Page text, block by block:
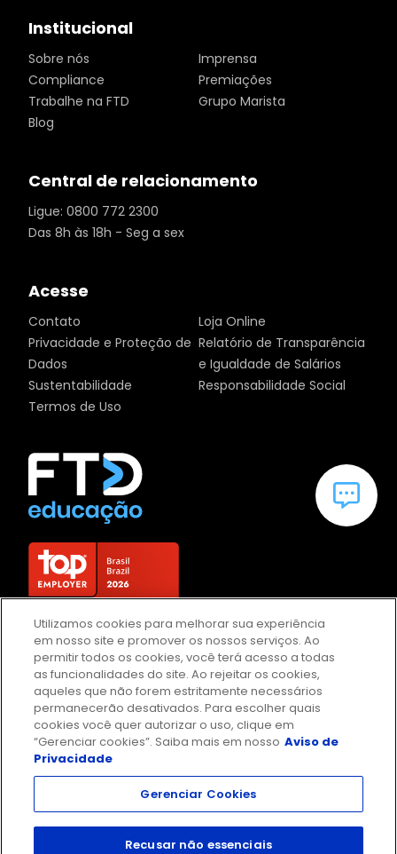
Institucional
Sobre nós
Imprensa
Compliance
Premiações
Trabalhe na FTD
Grupo Marista
Blog
Central de relacionamento
Ligue: 0800 772 2300
Das 8h às 18h - Seg a sex
Acesse
Contato
Loja Online
Privacidade e Proteção de
Dados
Relatório de Transparência
e Igualdade de Salários
Sustentabilidade
Responsabilidade Social
Termos de Uso
FTD Educação S/A 61.186.490/0001-57 | Rua Rui Barbosa 156,
Bela Vista, São Paulo / SP - CEP 01326-010
Utilizamos cookies para melhorar sua experiência
em nosso site e promover os nossos serviços. Ao
permitir todos os cookies, você terá acesso a todas
as funcionalidades do site. Ao rejeitar os cookies,
aqueles que não forem estritamente necessários
permanecerão desativados. Para escolher quais
cookies você quer autorizar o uso, clique em
“Gerenciar cookies”. Saiba mais em nosso Aviso de
Privacidade
Gerenciar Cookies
Recusar não essenciais